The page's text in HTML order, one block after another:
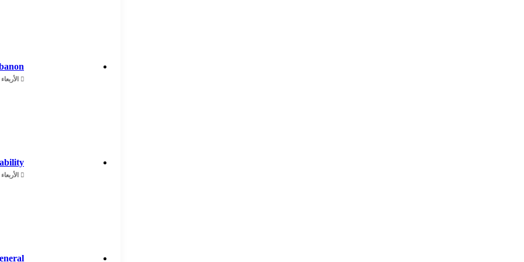
الأربعاء - 22 رمضان - 1447هـ / 11 مارس -
الأربعاء - 29 رمضان - 1447هـ / 18 مارس -